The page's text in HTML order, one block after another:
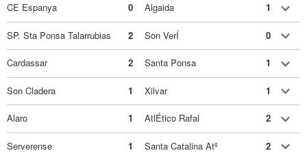
CE Espanya 0 Algaida 1
SP. Sta Ponsa Talarrubias 2 Son VerÍ 0
Cardassar 2 Santa Ponsa 1
Son Cladera 1 Xilvar 1
Alaro 1 AtlÉtico Rafal 2
Serverense 1 Santa Catalina Atº 2